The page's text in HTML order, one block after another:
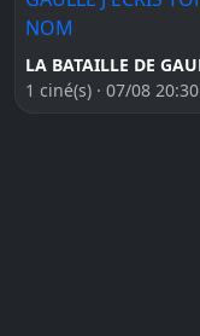
1 ciné(s) · 07/08 20:30